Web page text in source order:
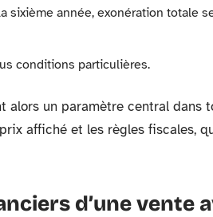
sixième année, exonération totale
conditions particulières.
alors un paramètre central dans
affiché et les règles fiscales,
d’une vente